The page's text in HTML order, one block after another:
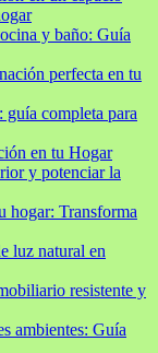
y baño: Guía
perfecta en tu
guía completa para
en tu Hogar
y potenciar la
hogar: Transforma
luz natural en
resistente y
ambientes: Guía